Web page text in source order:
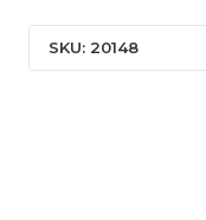
SKU: 20148